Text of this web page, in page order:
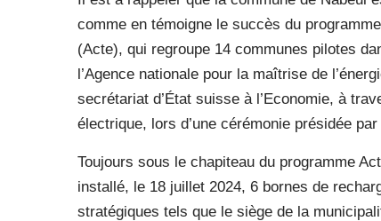
comme en témoigne le succès du
(Acte), qui regroupe 14 communes pilotes
l’Agence nationale pour la maîtrise de
secrétariat d’État suisse à l’Economie, à
électrique, lors d’une cérémonie présidée
Toujours sous le chapiteau du programme
installé, le 18 juillet 2024, 6 bornes de
stratégiques tels que le siège de la